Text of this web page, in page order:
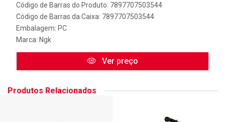
Código de Barras do Produto: 7897707503544
Código de Barras da Caixa: 7897707503544
Embalagem: PC
Marca: Ngk
Ver preço
Produtos Relacionados